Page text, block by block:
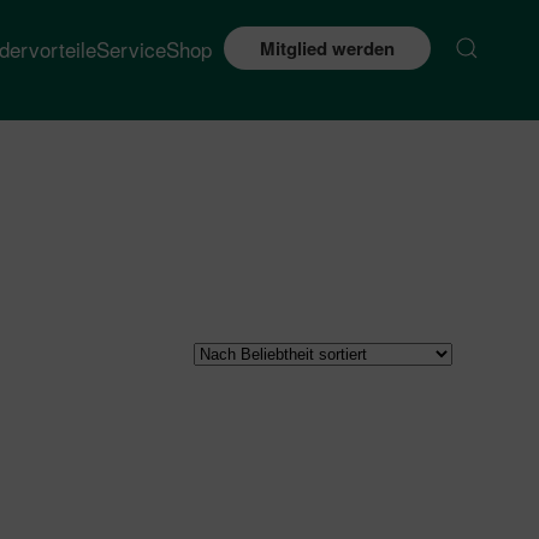
ServiceShop Mitglied werden